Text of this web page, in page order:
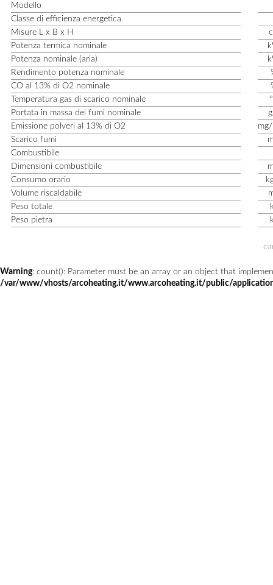
Modello
Classe di efficienza energetica
Misure L x B x H
Potenza termica nominale
Potenza nominale (aria)
Rendimento potenza nominale
CO al 13% di O2 nominale
Temperatura gas di scarico nominale
Portata in massa dei fumi nominale
Emissione polveri al 13% di O2
Scarico fumi
Combustibile
Dimensioni combustibile
Consumo orario
Volume riscaldabile
Peso totale
Peso pietra
Warning: count(): Parameter must be an array or an object that
/var/www/vhosts/arcoheating.it/www.arcoheating.it/public/